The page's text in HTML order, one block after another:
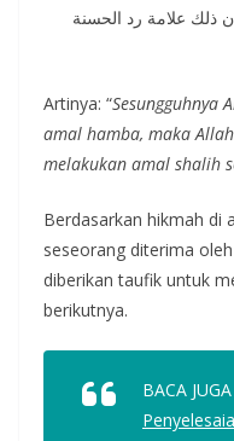
ذلك علامة رد الحسنة
Artinya: “Sesungguhnya
amal hamba, maka
melakukan amal shalih
Berdasarkan hikmah di
seseorang diterima
diberikan taufik untuk
berikutnya.
BACA JUGA